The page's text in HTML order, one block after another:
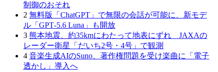
制御のおそれ
2 無料版「ChatGPT」で無限の会話が可能に、新モデ
ル「GPT‑5.6 Luna」も開放
3 熊本地震、約35kmにわたって地表にずれ JAXAの
レーダー衛星「だいち2号・4号」で観測
4 音楽生成AIのSuno、著作権問題を受け楽曲に「電子
透かし」導入へ